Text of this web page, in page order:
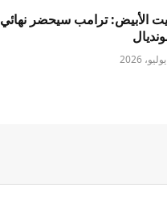
الأبيض: ترامب سيحضر نهائي